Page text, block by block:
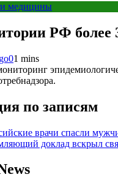
медицины
РФ более
01 mins
по записям
врачи спасли
доклад вскрыл